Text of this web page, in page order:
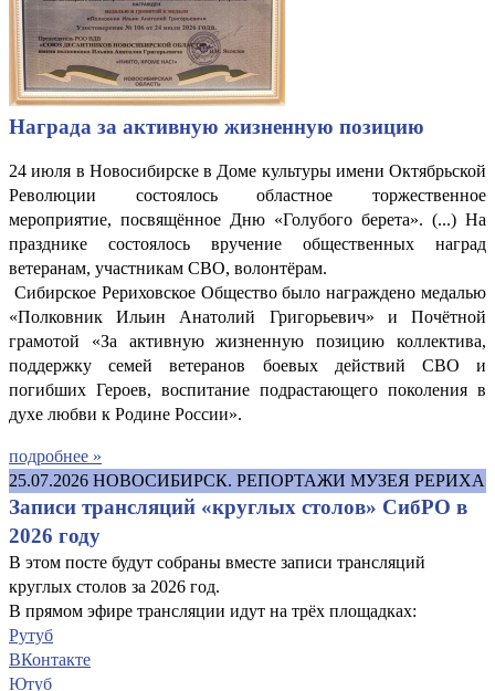
Награда за активную жизненную позицию
24 июля в Новосибирске в Доме культуры имени Октябрьской
Революции состоялось областное торжественное
мероприятие, посвящённое Дню «Голубого берета». (...) На
празднике состоялось вручение общественных наград
ветеранам, участникам СВО, волонтёрам.
Сибирское Рериховское Общество было награждено медалью
«Полковник Ильин Анатолий Григорьевич» и Почётной
грамотой «За активную жизненную позицию коллектива,
поддержку семей ветеранов боевых действий СВО и
погибших Героев, воспитание подрастающего поколения в
духе любви к Родине России».
подробнее »
25.07.2026 НОВОСИБИРСК. РЕПОРТАЖИ МУЗЕЯ РЕРИХА
Записи трансляций «круглых столов» СибРО в
2026 году
В этом посте будут собраны вместе записи трансляций
круглых столов за 2026 год.
В прямом эфире трансляции идут на трёх площадках:
Рутуб
ВКонтакте
Ютуб